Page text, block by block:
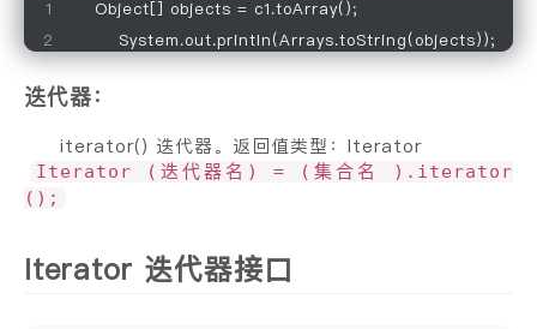
    Object[] objects = c1.toArray();
        System.out.println(Arrays.toString(objects));
迭代器：
iterator() 迭代器。返回值类型：Iterator
Iterator (迭代器名) = (集合名 ).iterator
();
Iterator 迭代器接口